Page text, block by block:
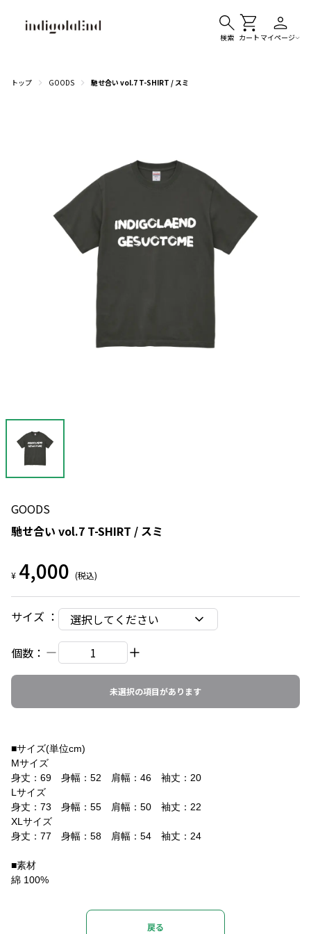
検索 カート マイページ
トップ GOODS 馳せ合い vol.7 T-SHIRT / スミ
GOODS
馳せ合い vol.7 T-SHIRT / スミ
¥ 4,000 (税込)
サイズ ：
選択してください
個数：
未選択の項目があります
■サイズ(単位cm)
Mサイズ
身丈：69 身幅：52 肩幅：46 袖丈：20
Lサイズ
身丈：73 身幅：55 肩幅：50 袖丈：22
XLサイズ
身丈：77 身幅：58 肩幅：54 袖丈：24
■素材
綿 100%
戻る